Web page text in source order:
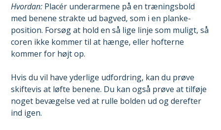
Hvordan: Placér underarmene på en træningsbold
med benene strakte ud bagved, som i en planke-
position. Forsøg at hold en så lige linje som muligt, så
coren ikke kommer til at hænge, eller hofterne
kommer for højt op.
Hvis du vil have yderlige udfordring, kan du prøve
skiftevis at løfte benene. Du kan også prøve at tilføje
noget bevægelse ved at rulle bolden ud og derefter
ind igen.